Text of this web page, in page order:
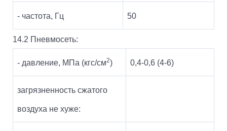
- частота, Гц 50
14.2 Пневмосеть:
- давление, МПа (кгс/см2) 0,4-0,6 (4-6)
загрязненность сжатого
воздуха не хуже: